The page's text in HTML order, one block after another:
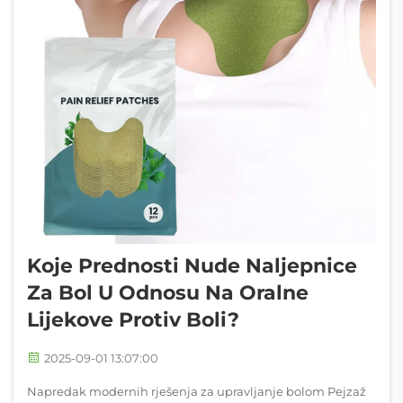
Koje Prednosti Nude Naljepnice
Za Bol U Odnosu Na Oralne
Lijekove Protiv Boli?
2025-09-01 13:07:00
Napredak modernih rješenja za upravljanje bolom Pejzaž